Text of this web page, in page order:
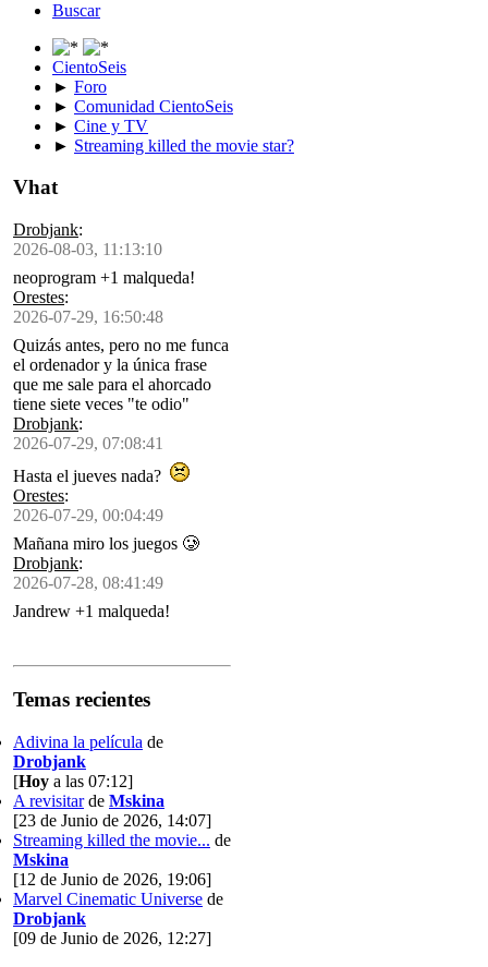
Buscar
CientoSeis
► Foro
► Comunidad CientoSeis
► Cine y TV
► Streaming killed the movie star?
Vhat
Drobjank:
2026-08-03, 11:13:10
neoprogram +1 malqueda!
Orestes:
2026-07-29, 16:50:48
Quizás antes, pero no me funca
el ordenador y la única frase
que me sale para el ahorcado
tiene siete veces "te odio"
Drobjank:
2026-07-29, 07:08:41
Hasta el jueves nada?
Orestes:
2026-07-29, 00:04:49
Mañana miro los juegos 🥲
Drobjank:
2026-07-28, 08:41:49
Jandrew +1 malqueda!
Temas recientes
Adivina la película de
Drobjank
[Hoy a las 07:12]
A revisitarde Mskina
[23 de Junio de 2026, 14:07]
Streaming killed the movie... de
Mskina
[12 de Junio de 2026, 19:06]
Marvel Cinematic Universe de
Drobjank
[09 de Junio de 2026, 12:27]